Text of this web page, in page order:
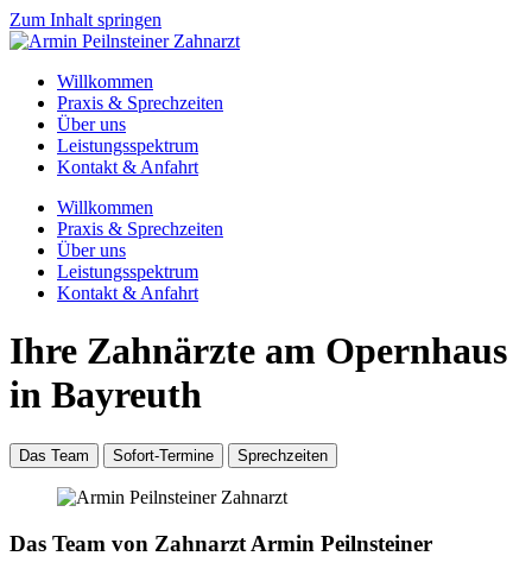
Zum Inhalt springen
Willkommen
Praxis & Sprechzeiten
Über uns
Leistungsspektrum
Kontakt & Anfahrt
Willkommen
Praxis & Sprechzeiten
Über uns
Leistungsspektrum
Kontakt & Anfahrt
Ihre Zahnärzte am Opernhaus
in Bayreuth
Das Team Sofort-Termine Sprechzeiten
Das Team von Zahnarzt Armin Peilnsteiner